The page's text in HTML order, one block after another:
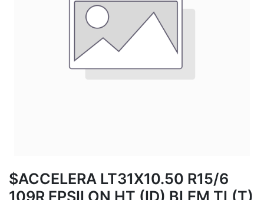
$ACCELERA LT31X10.50 R15/6
109R EPSILON HT (ID) BLEM TL(T)